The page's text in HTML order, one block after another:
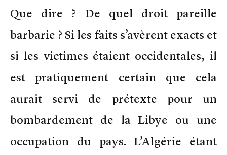
Que dire ? De quel droit pareille
barbarie ? Si les faits s’avèrent exacts et
si les victimes étaient occidentales, il
est pratiquement certain que cela
aurait servi de prétexte pour un
bombardement de la Libye ou une
occupation du pays. L’Algérie étant